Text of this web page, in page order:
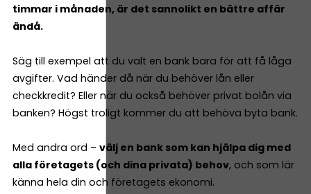
timmar i månaden, är det sannolikt en bättre affär
ändå.
Säg till exempel att du valt en bank bara för att få låga
avgifter. Vad händer då när du behöver lån eller
checkkredit? Eller när du också behöver privat bolån via
banken? Högst troligt kommer du att behöva byta bank.
Med andra ord – välj en bank som kan hjälpa dig med
alla företagets (och dina privata) behov, och som lär
känna hela din och företagets ekonomi.